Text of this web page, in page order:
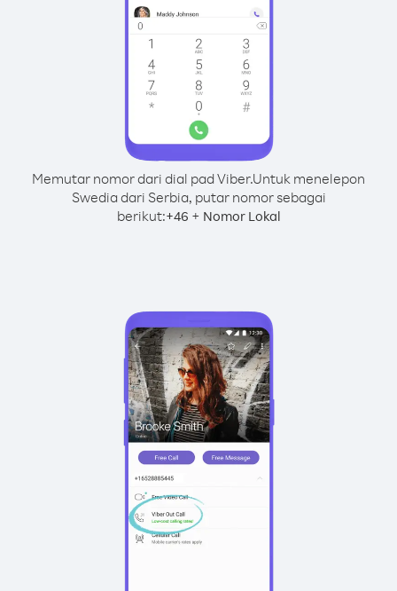
Memutar nomor dari dial pad Viber.Untuk menelepon
Swedia dari Serbia, putar nomor sebagai
berikut:+46 + Nomor Lokal